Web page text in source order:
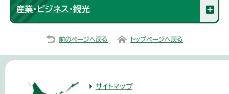
産業・ビジネス・観光
前のページへ戻る トップページへ戻る
サイトマップ